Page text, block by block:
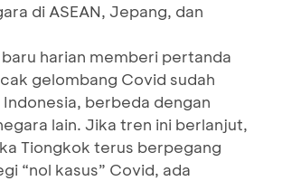
di ASEAN, Jepang, dan
harian memberi pertanda
gelombang Covid sudah
berbeda dengan
lain. Jika tren ini berlanjut,
Tiongkok terus berpegang
“nol kasus” Covid, ada